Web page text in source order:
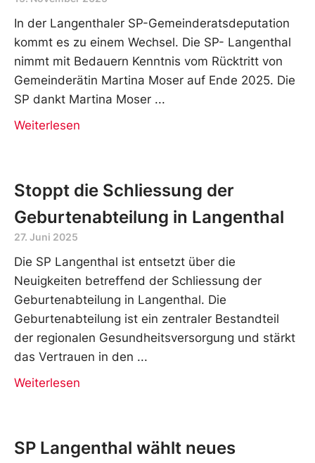
In der Langenthaler SP-Gemeinderatsdeputation
kommt es zu einem Wechsel. Die SP- Langenthal
nimmt mit Bedauern Kenntnis vom Rücktritt von
Gemeinderätin Martina Moser auf Ende 2025. Die
SP dankt Martina Moser
Weiterlesen
Stoppt die Schliessung der
Geburtenabteilung in Langenthal
27. Juni 2025
Die SP Langenthal ist entsetzt über die
Neuigkeiten betreffend der Schliessung der
Geburtenabteilung in Langenthal. Die
Geburtenabteilung ist ein zentraler Bestandteil
der regionalen Gesundheitsversorgung und stärkt
das Vertrauen in den
Weiterlesen
SP Langenthal wählt neues